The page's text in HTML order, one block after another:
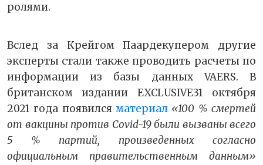
ролями.
Вслед за Крейгом Паардекупером другие
эксперты стали также проводить расчеты по
информации из базы данных VAERS. В
британском издании EXCLUSIVE31 октября
2021 года появился материал «100 % смертей
от вакцины против Covid-19 были вызваны всего
5 % партий, произведенных согласно
официальным правительственным данным»